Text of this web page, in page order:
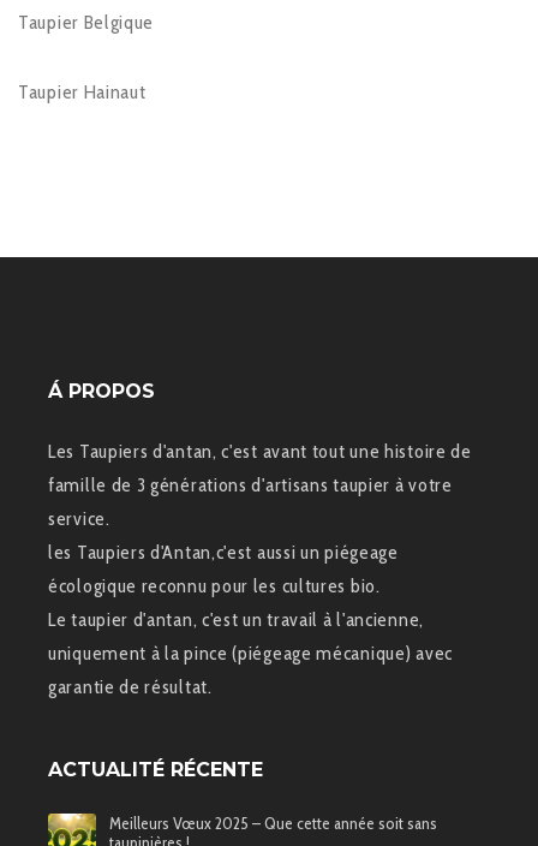
Taupier Belgique
Taupier Hainaut
Á PROPOS
Les Taupiers d'antan, c'est avant tout une histoire de
famille de 3 générations d'artisans taupier à votre
service.
les Taupiers d'Antan,c'est aussi un piégeage
écologique reconnu pour les cultures bio.
Le taupier d'antan, c'est un travail à l'ancienne,
uniquement à la pince (piégeage mécanique) avec
garantie de résultat.
ACTUALITÉ RÉCENTE
Meilleurs Vœux 2025 – Que cette année soit sans